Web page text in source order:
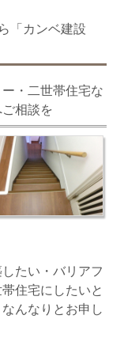
「カンベ建設
・二世帯住宅な
相談を
したい・バリアフ
住宅にしたいと
んなりとお申し